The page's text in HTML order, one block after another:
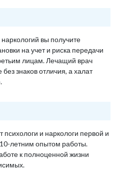
вы получите
на учет и риска передачи
лицам. Лечащий врач
знаков отличия, а халат
и наркологи первой и
летним опытом работы.
к полноценной жизни